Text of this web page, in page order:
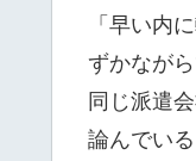
「早い内
ずかなが
同じ派遣
論んでい